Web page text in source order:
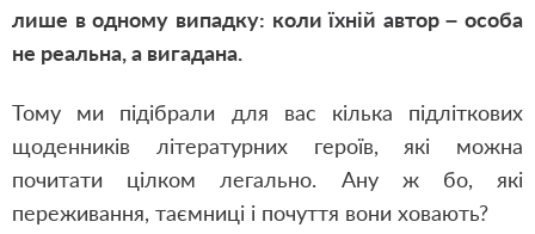
лише в одному випадку: коли їхній автор – особа
не реальна, а вигадана.
Тому ми підібрали для вас кілька підліткових
щоденників літературних героїв, які можна
почитати цілком легально. Ану ж бо, які
переживання, таємниці і почуття вони ховають?